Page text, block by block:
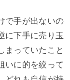
で手が出ないの
に下手に売り玉
まっていたこと
いに的を絞って